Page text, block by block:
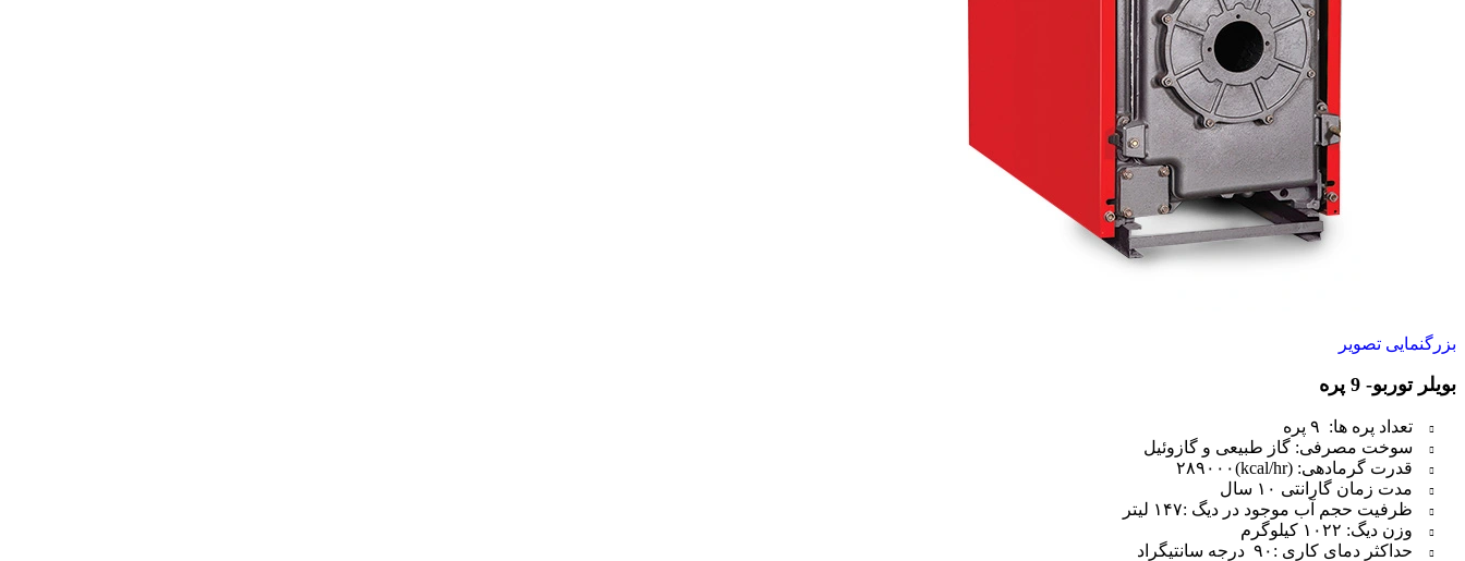
بزرگنمایی تصویر
بویلر توربو- 9 پره
تعداد پره ها: ۹ پره
سوخت مصرفی: گاز طبیعی و گازوئیل
قدرت گرمادهی: (kcal/hr)۲۸۹۰۰۰
مدت زمان گارانتی ۱۰ سال
ظرفیت حجم آب موجود در دیگ :۱۴۷ لیتر
وزن دیگ: ۱۰۲۲ کیلوگرم
حداکثر دمای کاری :۹۰ درجه سانتیگراد